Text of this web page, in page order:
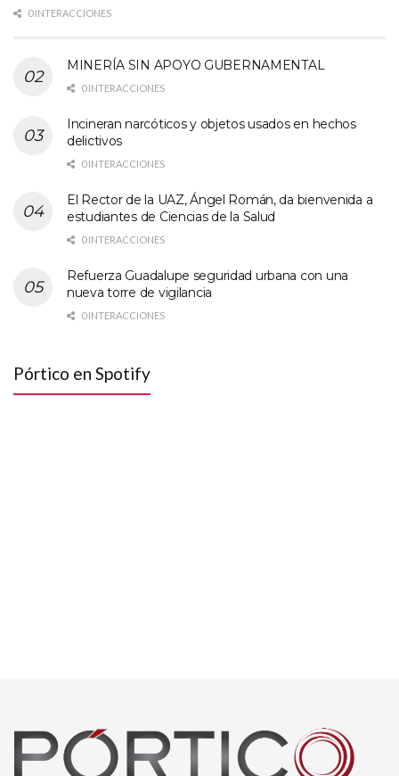
0 INTERACCIONES
MINERÍA SIN APOYO GUBERNAMENTAL
0 INTERACCIONES
Incineran narcóticos y objetos usados en hechos
delictivos
0 INTERACCIONES
El Rector de la UAZ, Ángel Román, da bienvenida a
estudiantes de Ciencias de la Salud
0 INTERACCIONES
Refuerza Guadalupe seguridad urbana con una
nueva torre de vigilancia
0 INTERACCIONES
Pórtico en Spotify